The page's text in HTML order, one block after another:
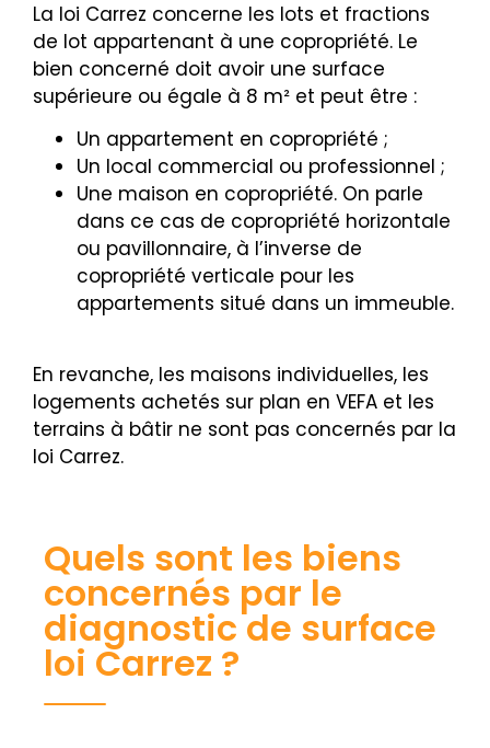
La loi Carrez concerne les lots et fractions
de lot appartenant à une copropriété. Le
bien concerné doit avoir une surface
supérieure ou égale à 8 m² et peut être :
Un appartement en copropriété ;
Un local commercial ou professionnel ;
Une maison en copropriété. On parle
dans ce cas de copropriété horizontale
ou pavillonnaire, à l’inverse de
copropriété verticale pour les
appartements situé dans un immeuble.
En revanche, les maisons individuelles, les
logements achetés sur plan en VEFA et les
terrains à bâtir ne sont pas concernés par la
loi Carrez.
Quels sont les biens
concernés par le
diagnostic de surface
loi Carrez ?